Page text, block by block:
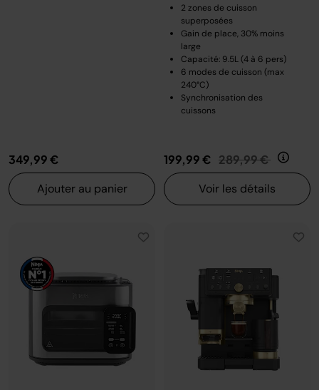
349,99 €
Ajouter au panier
2 zones de cuisson
superposées
Gain de place, 30% moins
large
Capacité: 9.5L (4 à 6 pers)
6 modes de cuisson (max
240°C)
Synchronisation des
cuissons
199,99 € Prix réduit de
289,99 € au
Voir les détails